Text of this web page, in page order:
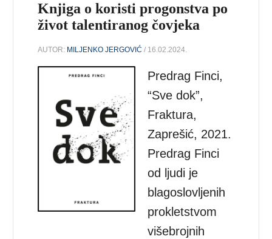
Knjiga o koristi progonstva po
život talentiranog čovjeka
AUTOR: MILJENKO JERGOVIĆ / 16.02.2024.
Predrag Finci,
“Sve dok”,
Fraktura,
Zaprešić, 2021.
Predrag Finci
od ljudi je
blagoslovljenih
prokletstvom
višebrojnih